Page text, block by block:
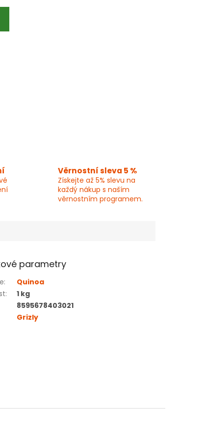
Věrnostní sleva 5 %
Získejte až 5% slevu na
každý nákup s naším
věrnostním programem.
parametry
:
Quinoa
:
1 kg
8595678403021
Grizly